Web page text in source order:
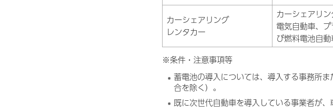
カーシェアリング
レンタカー
カーシェアリ
電気自動車、
び燃料電池自
※条件・注意事項等
蓄電池の導入については、導入する事務所
合を除く）。
既に次世代自動車を導入している事業者が